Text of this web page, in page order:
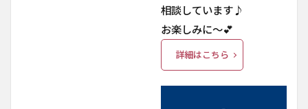
相談しています♪
お楽しみに～💕
詳細はこちら